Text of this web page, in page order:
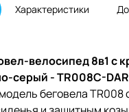
Характеристики
велосипед 8в1 с
серый - TR008C-
беговела TR008